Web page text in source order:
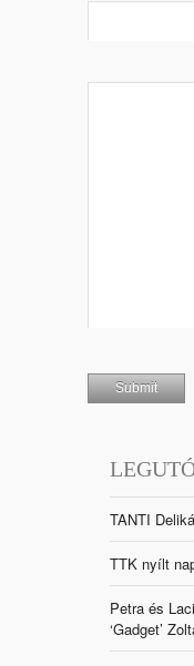
TANTI
TTK nyílt
Petra és
‘Gadget’